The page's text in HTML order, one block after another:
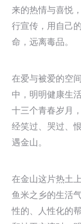
来的热情与喜悦
行宣传，用自己
命，远离毒品。
在爱与被爱的空
中，明明健康生
十三个青春岁月
经笑过、哭过、
遇金山。
在金山这片热土
鱼米之乡的生活
性的、人性化的